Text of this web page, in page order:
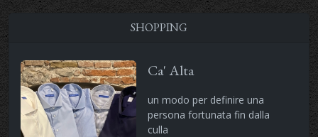
SHOPPING
Ca' Alta
un modo per definire una
persona fortunata fin dalla
culla